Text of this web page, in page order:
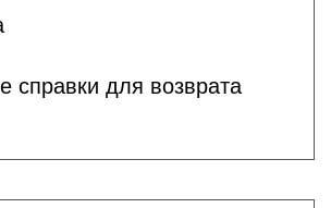
справки для возврата